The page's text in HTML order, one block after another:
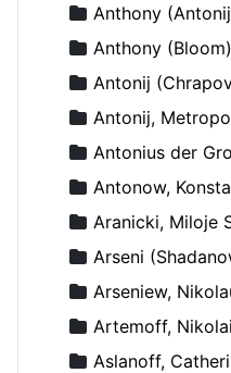
Anthony
Anthony
Antonij
Antonij,
Antonius der
Antonow,
Aranicki, Miloje
Arseni
Arseniew,
Artemoff,
Aslanoff,